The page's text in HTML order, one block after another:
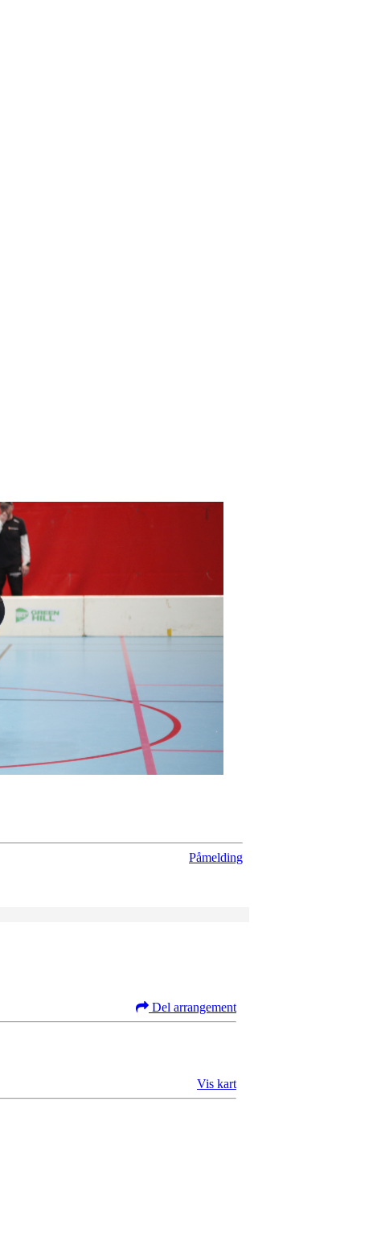
Påmelding
Del arrangement
Vis kart